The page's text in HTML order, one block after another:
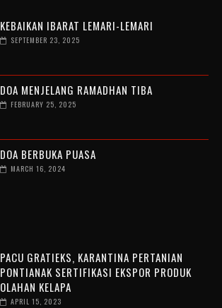
KEBAIKAN IBARAT LEMARI-LEMARI
SEPTEMBER 23, 2025
DOA MENJELANG RAMADHAN TIBA
FEBRUARY 25, 2025
DOA BERBUKA PUASA
MARCH 16, 2024
PACU GRATIEKS, KARANTINA PERTANIAN
PONTIANAK SERTIFIKASI EKSPOR PRODUK
OLAHAN KELAPA
APRIL 15, 2023